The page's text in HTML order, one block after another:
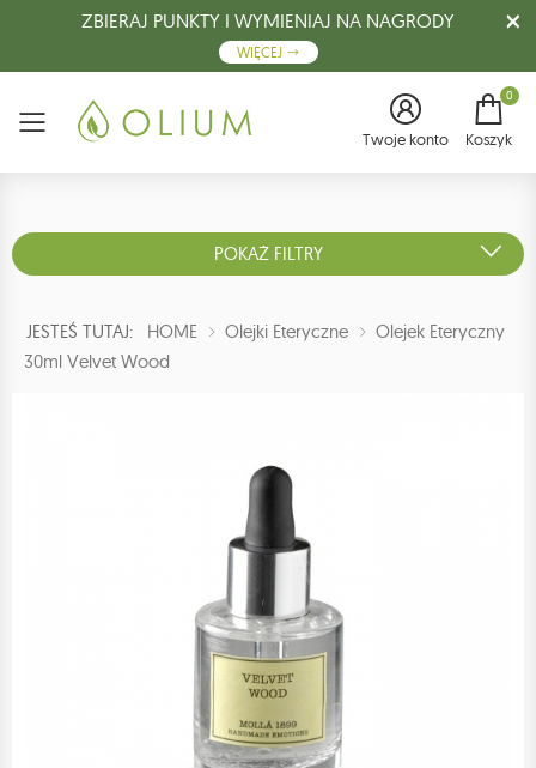
ZBIERAJ PUNKTY I WYMIENIAJ NA NAGRODY
WIĘCEJ
Menu Twoje konto
0
Koszyk
POKAŻ FILTRY
JESTEŚ TUTAJ: HOME Olejki Eteryczne
Olejek Eteryczny
30ml Velvet Wood